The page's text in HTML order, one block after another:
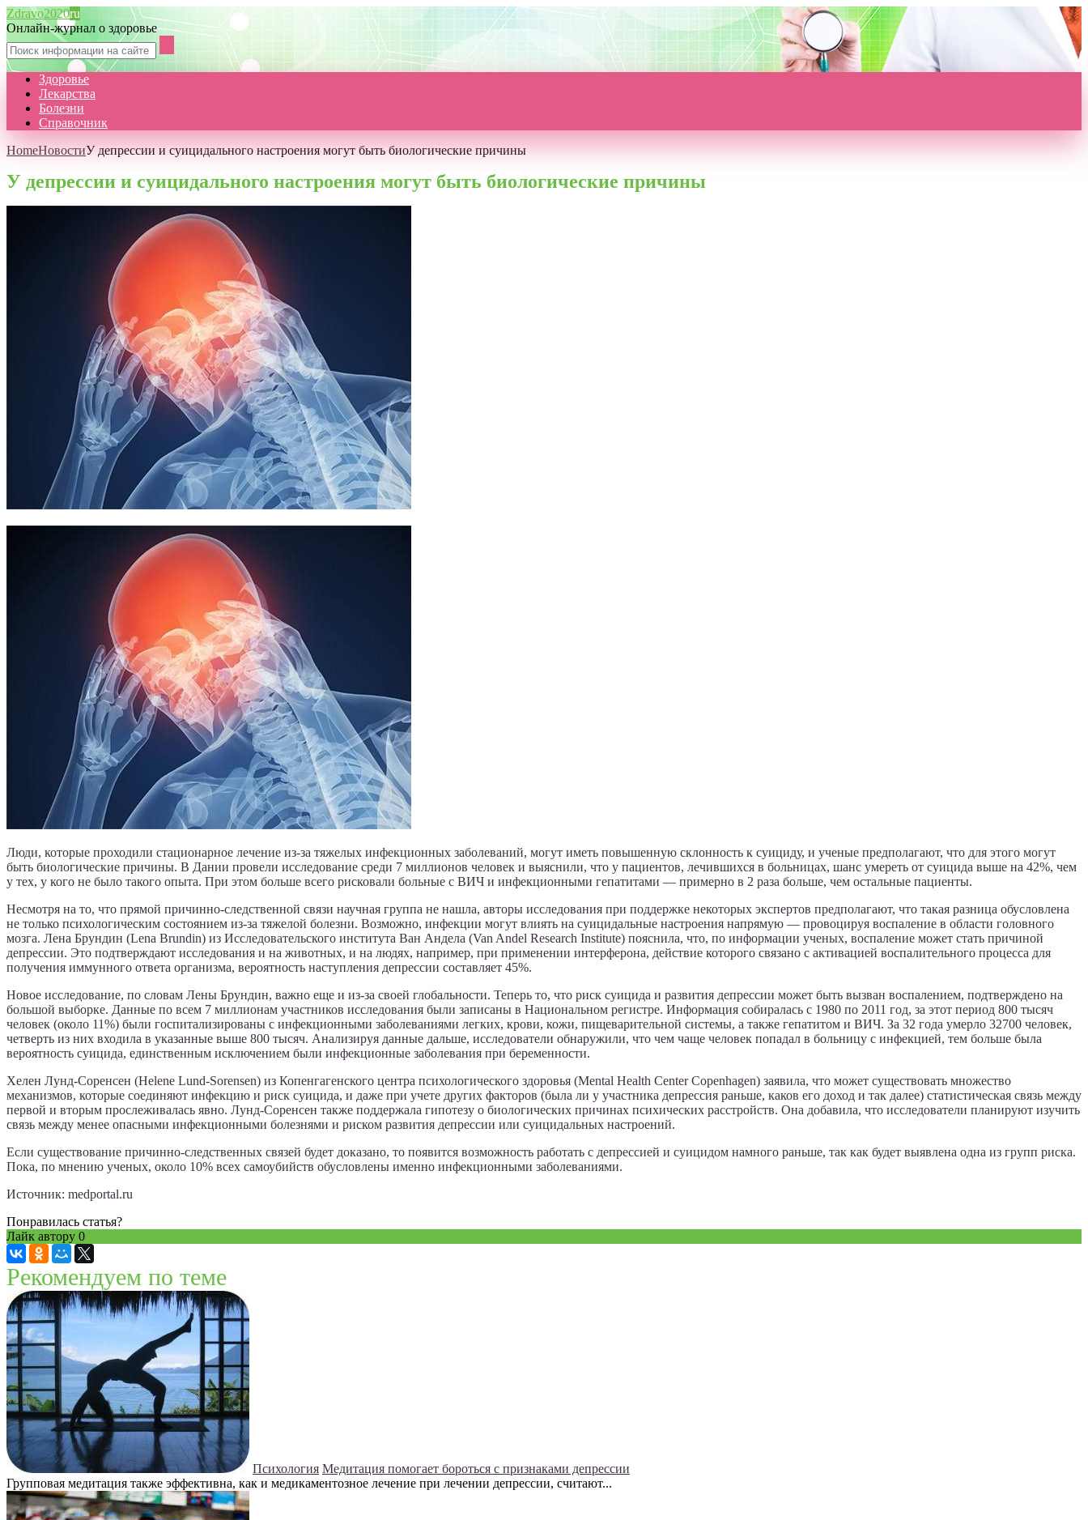
Zdravo2020ru
Онлайн-журнал о здоровье
Здоровье
Лекарства
Болезни
Справочник
HomeНовостиУ депрессии и суицидального настроения могут быть биологические причины
У депрессии и суицидального настроения могут быть биологические причины
Люди, которые проходили стационарное лечение из-за тяжелых инфекционных заболеваний, могут иметь повышенную склонность к суициду, и ученые предполагают, что для этого могут
быть биологические причины. В Дании провели исследование среди 7 миллионов человек и выяснили, что у пациентов, лечившихся в больницах, шанс умереть от суицида выше на 42%, чем
у тех, у кого не было такого опыта. При этом больше всего рисковали больные с ВИЧ и инфекционными гепатитами — примерно в 2 раза больше, чем остальные пациенты.
Несмотря на то, что прямой причинно-следственной связи научная группа не нашла, авторы исследования при поддержке некоторых экспертов предполагают, что такая разница обусловлена
не только психологическим состоянием из-за тяжелой болезни. Возможно, инфекции могут влиять на суицидальные настроения напрямую — провоцируя воспаление в области головного
мозга. Лена Брундин (Lena Brundin) из Исследовательского института Ван Андела (Van Andel Research Institute) пояснила, что, по информации ученых, воспаление может стать причиной
депрессии. Это подтверждают исследования и на животных, и на людях, например, при применении интерферона, действие которого связано с активацией воспалительного процесса для
получения иммунного ответа организма, вероятность наступления депрессии составляет 45%.
Новое исследование, по словам Лены Брундин, важно еще и из-за своей глобальности. Теперь то, что риск суицида и развития депрессии может быть вызван воспалением, подтверждено на
большой выборке. Данные по всем 7 миллионам участников исследования были записаны в Национальном регистре. Информация собиралась с 1980 по 2011 год, за этот период 800 тысяч
человек (около 11%) были госпитализированы с инфекционными заболеваниями легких, крови, кожи, пищеварительной системы, а также гепатитом и ВИЧ. За 32 года умерло 32700 человек,
четверть из них входила в указанные выше 800 тысяч. Анализируя данные дальше, исследователи обнаружили, что чем чаще человек попадал в больницу с инфекцией, тем больше была
вероятность суицида, единственным исключением были инфекционные заболевания при беременности.
Хелен Лунд-Соренсен (Helene Lund-Sorensen) из Копенгагенского центра психологического здоровья (Mental Health Center Copenhagen) заявила, что может существовать множество
механизмов, которые соединяют инфекцию и риск суицида, и даже при учете других факторов (была ли у участника депрессия раньше, каков его доход и так далее) статистическая связь между
первой и вторым прослеживалась явно. Лунд-Соренсен также поддержала гипотезу о биологических причинах психических расстройств. Она добавила, что исследователи планируют изучить
связь между менее опасными инфекционными болезнями и риском развития депрессии или суицидальных настроений.
Если существование причинно-следственных связей будет доказано, то появится возможность работать с депрессией и суицидом намного раньше, так как будет выявлена одна из групп риска.
Пока, по мнению ученых, около 10% всех самоубийств обусловлены именно инфекционными заболеваниями.
Источник: medportal.ru
Понравилась статья?
Лайк автору 0
Рекомендуем по теме
Психология Медитация помогает бороться с признаками депрессии
Групповая медитация также эффективна, как и медикаментозное лечение при лечении депрессии, считают...